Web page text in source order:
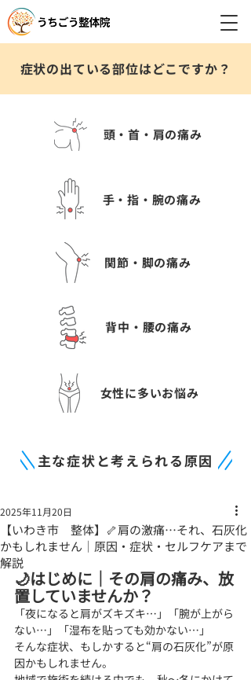
症状の出ている部位はどこですか？
頭・首・肩の痛み
手・指・腕の痛み
関節・脚の痛み
背中・腰の痛み
女性に多いお悩み
主な症状と考えられる原因
【いわき市 整体】🦴肩の激痛…それ、石灰化
かもしれません｜原因・症状・セルフケアまで
解説
2025年11月20日
🌙はじめに｜その肩の痛み、放
置していませんか？
「夜になると肩がズキズキ…」「腕が上がら
ない…」「湿布を貼っても効かない…」
そんな症状、もしかすると“肩の石灰化”が原
因かもしれません。